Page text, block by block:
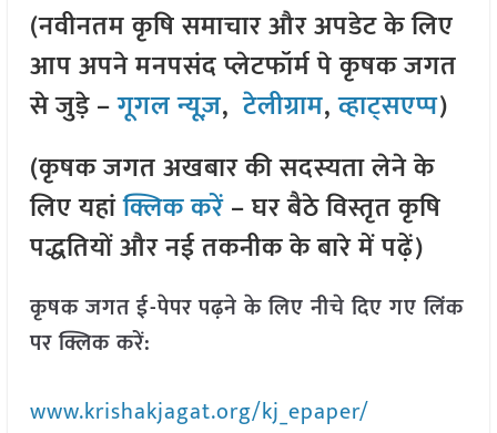
(नवीनतम कृषि समाचार और अपडेट के लिए
आप अपने मनपसंद प्लेटफॉर्म पे कृषक जगत
से जुड़े –गूगल न्यूज़,टेलीग्राम,व्हाट्सएप्प)
(कृषक जगत अखबार की सदस्यता लेने के
लिए यहांक्लिक करें– घर बैठे विस्तृत कृषि
पद्धतियों और नई तकनीक के बारे में पढ़ें)
कृषक जगत ई-पेपर पढ़ने के लिए नीचे दिए गए लिंक
पर क्लिक करें:
www.krishakjagat.org/kj_epaper/